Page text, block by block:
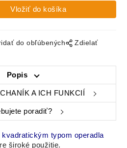
do obľúbených Zdielať
Popis
A ICH FUNKCIÍ
poradiť?
kvadratickým typom operadla
široké použitie.